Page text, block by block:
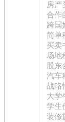
房产
合作
跨国
简单
买卖
场地
股东
汽车
战略
大学
学生
装修